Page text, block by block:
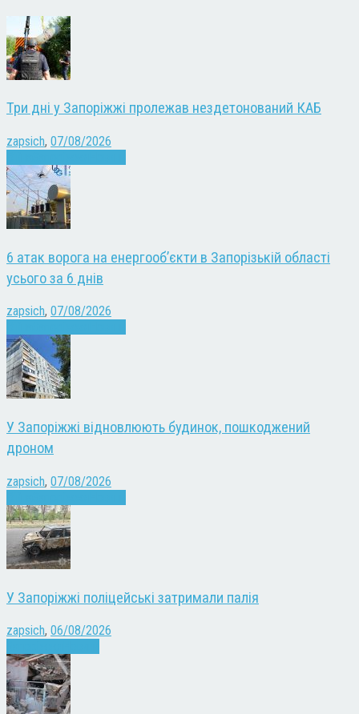
Три дні у Запоріжжі пролежав нездетонований КАБ
zapsich, 07/08/2026
6 атак ворога на енергооб’єкти в Запорізькій області
усього за 6 днів
zapsich, 07/08/2026
У Запоріжжі відновлюють будинок, пошкоджений
дроном
zapsich, 07/08/2026
У Запоріжжі поліцейські затримали палія
zapsich, 06/08/2026